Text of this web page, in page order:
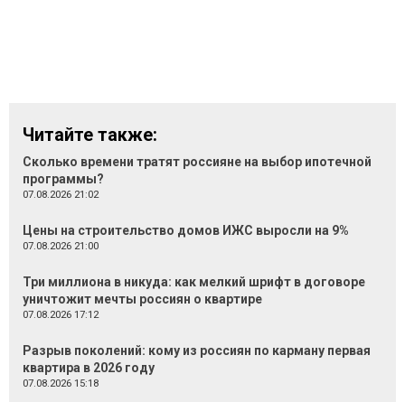
Читайте также:
Сколько времени тратят россияне на выбор ипотечной
программы?
07.08.2026 21:02
Цены на строительство домов ИЖС выросли на 9%
07.08.2026 21:00
Три миллиона в никуда: как мелкий шрифт в договоре
уничтожит мечты россиян о квартире
07.08.2026 17:12
Разрыв поколений: кому из россиян по карману первая
квартира в 2026 году
07.08.2026 15:18